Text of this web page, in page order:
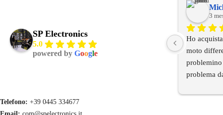
SP Electronics
5.0
powered by Google
3
Ho
moto
problemino
problema
secondo
Telefono: +39 0445 334677